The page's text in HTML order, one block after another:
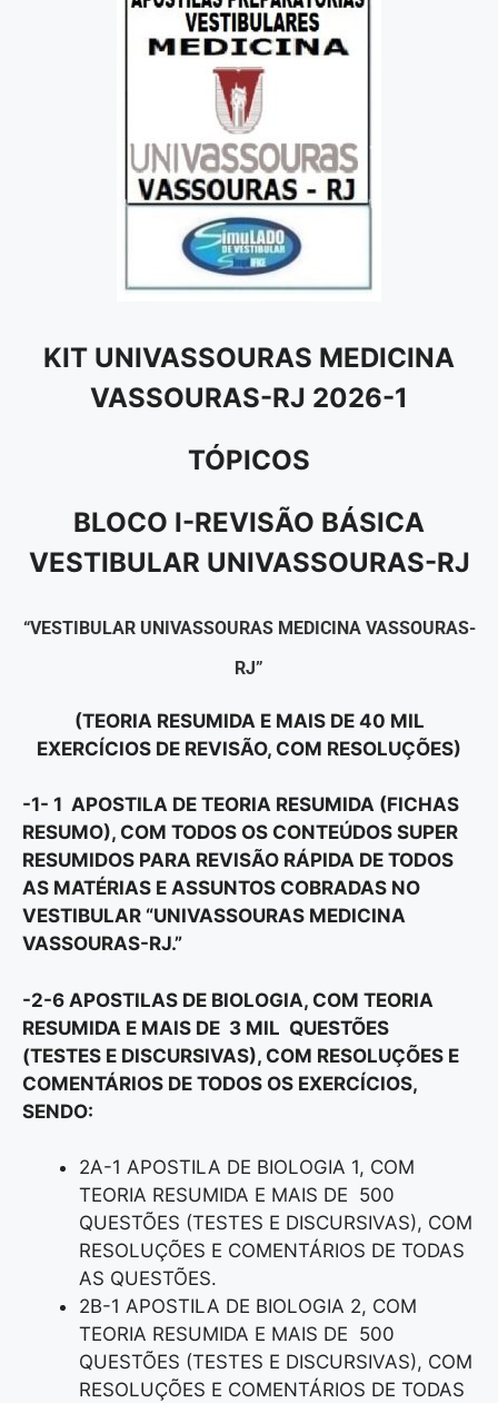
KIT UNIVASSOURAS MEDICINA
VASSOURAS-RJ 2026-1
TÓPICOS
BLOCO I-REVISÃO BÁSICA
VESTIBULAR UNIVASSOURAS-RJ
“VESTIBULAR UNIVASSOURAS MEDICINA VASSOURAS-
RJ”
(TEORIA RESUMIDA E MAIS DE 40 MIL
EXERCÍCIOS DE REVISÃO, COM RESOLUÇÕES)
-1- 1 APOSTILA DE TEORIA RESUMIDA (FICHAS
RESUMO), COM TODOS OS CONTEÚDOS SUPER
RESUMIDOS PARA REVISÃO RÁPIDA DE TODOS
AS MATÉRIAS E ASSUNTOS COBRADAS NO
VESTIBULAR “UNIVASSOURAS MEDICINA
VASSOURAS-RJ.”
-2-6 APOSTILAS DE BIOLOGIA, COM TEORIA
RESUMIDA E MAIS DE 3 MIL QUESTÕES
(TESTES E DISCURSIVAS), COM RESOLUÇÕES E
COMENTÁRIOS DE TODOS OS EXERCÍCIOS,
SENDO:
2A-1 APOSTILA DE BIOLOGIA 1, COM
TEORIA RESUMIDA E MAIS DE 500
QUESTÕES (TESTES E DISCURSIVAS), COM
RESOLUÇÕES E COMENTÁRIOS DE TODAS
AS QUESTÕES.
2B-1 APOSTILA DE BIOLOGIA 2, COM
TEORIA RESUMIDA E MAIS DE 500
QUESTÕES (TESTES E DISCURSIVAS), COM
RESOLUÇÕES E COMENTÁRIOS DE TODAS